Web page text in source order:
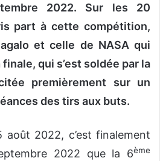
2022. Sur les 20
part à cette compétition,
et celle de NASA qui
qui s’est soldée par la
premièrement sur un
des tirs aux buts.
août 2022, c’est finalement
2022 que la 6ème